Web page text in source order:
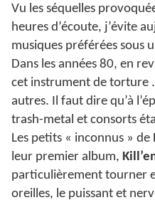
Vu les séquelles
heures d’écoute, j’évite
musiques préférées sous
Dans les années 80, en
cet instrument de torture
autres. Il faut dire qu’à
trash-metal et consorts
Les petits « inconnus » de
leur premier album,
particulièrement tourner
oreilles, le puissant et